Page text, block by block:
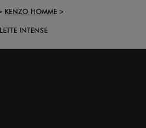
KENZO HOMME
INTENSE